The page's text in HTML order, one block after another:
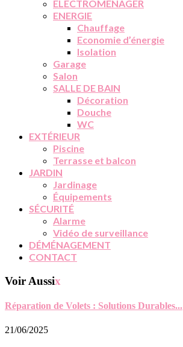
ELECTROMENAGER
ENERGIE
Chauffage
Economie d’énergie
Isolation
Garage
Salon
SALLE DE BAIN
Décoration
Douche
WC
EXTÉRIEUR
Piscine
Terrasse et balcon
JARDIN
Jardinage
Équipements
SÉCURITÉ
Alarme
Vidéo de surveillance
DÉMÉNAGEMENT
CONTACT
Voir Aussix
Réparation de Volets : Solutions Durables...
21/06/2025